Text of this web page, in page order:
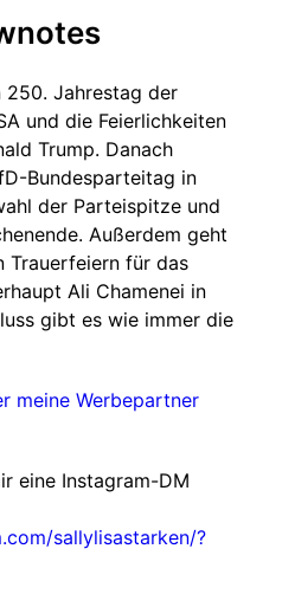
250. Jahrestag der
und die Feierlichkeiten
Trump. Danach
Bundesparteitag in
der Parteispitze und
Außerdem geht
Trauerfeiern für das
Ali Chamenei in
gibt es wie immer die
meine Werbepartner
eine Instagram-DM
sallylisastarken/?